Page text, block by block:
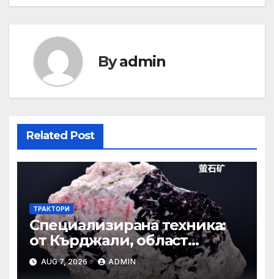
Byadmin
Related Post
ТРАКТОРИ
Специализирана техника:
от Кърджали, област
Кърджали Втора ръка и
нови с ТОП цени онлайн от
AUG 7, 2026 ADMIN